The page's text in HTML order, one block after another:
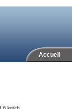
Accueil
kg/ch